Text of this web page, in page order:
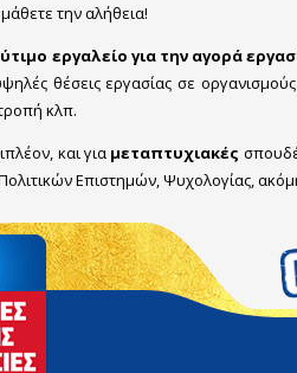
την αλήθεια!
εργαλείο για την αγορά
θέσεις εργασίας σε
κλπ.
και για μεταπτυχιακές
Επιστημών, Ψυχολογίας,